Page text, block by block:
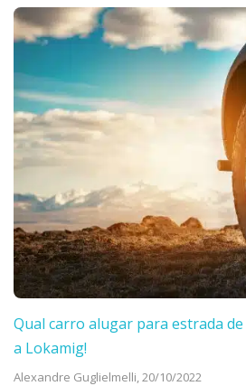
Qual carro alugar para estrada de
a Lokamig!
Alexandre Guglielmelli,20/10/2022